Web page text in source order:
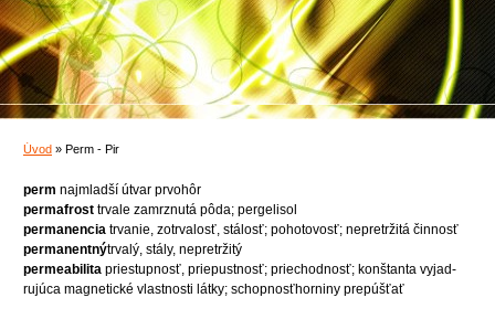
Úvod » Perm - Pir
perm najmladší útvar prvohôr
permafrost trvale zamrznutá pôda; pergelisol
permanencia trvanie, zotrvalosť, stálosť; pohotovosť; nepretržitá činnosť
permanentnýtrvalý, stály, nepretržitý
permeabilita priestupnosť, priepustnosť; priechodnosť; konštanta vyjad-
rujúca magnetické vlastnosti látky; schopnosťhorniny prepúšťať